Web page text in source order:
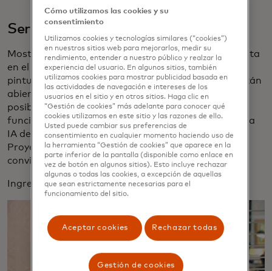
Ser "crítico" con el arte
Mostrar a la IA lo que nos gusta y lo que no nos gusta
en el arte es un concepto interesante. Dado que las
pinturas, la música, las esculturas y las películas están
abiertas a interpretaciones y apreciaciones, ¿es
posible que la IA sea crítica de arte? ¿Cómo puede
funcionar esto si el arte es subjetivo y cómo puede la
IA determinar opiniones reales sobre la obra en sí?
Proyectos comoCritbottienen una premisa
convincente.
Ingrese a AI Art Critics ...
Cómo utilizamos las cookies y su
consentimiento
Utilizamos cookies y tecnologías similares (“cookies”)
en nuestros sitios web para mejorarlos, medir su
rendimiento, entender a nuestro público y realzar la
experiencia del usuario. En algunos sitios, también
utilizamos cookies para mostrar publicidad basada en
las actividades de navegación e intereses de los
usuarios en el sitio y en otros sitios. Haga clic en
“Gestión de cookies” más adelante para conocer qué
cookies utilizamos en este sitio y las razones de ello.
Usted puede cambiar sus preferencias de
consentimiento en cualquier momento haciendo uso de
la herramienta “Gestión de cookies” que aparece en la
parte inferior de la pantalla (disponible como enlace en
vez de botón en algunos sitios). Esto incluye rechazar
algunas o todas las cookies, a excepción de aquellas
que sean estrictamente necesarias para el
funcionamiento del sitio.
Aceptar cookies Rechazar todas
Gestión de cookies